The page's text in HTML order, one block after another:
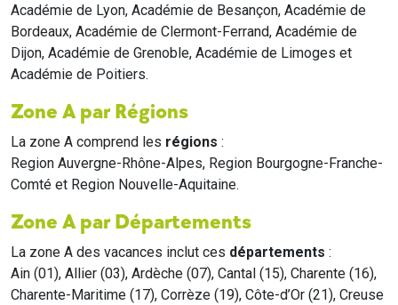
Académie de Lyon, Académie de Besançon, Académie de
Bordeaux, Académie de Clermont-Ferrand, Académie de
Dijon, Académie de Grenoble, Académie de Limoges et
Académie de Poitiers.
Zone A par Régions
La zone A comprend les régions :
Region Auvergne-Rhône-Alpes, Region Bourgogne-Franche-
Comté et Region Nouvelle-Aquitaine.
Zone A par Départements
La zone A des vacances inclut ces départements :
Ain (01), Allier (03), Ardèche (07), Cantal (15), Charente (16),
Charente-Maritime (17), Corrèze (19), Côte-d’Or (21), Creuse